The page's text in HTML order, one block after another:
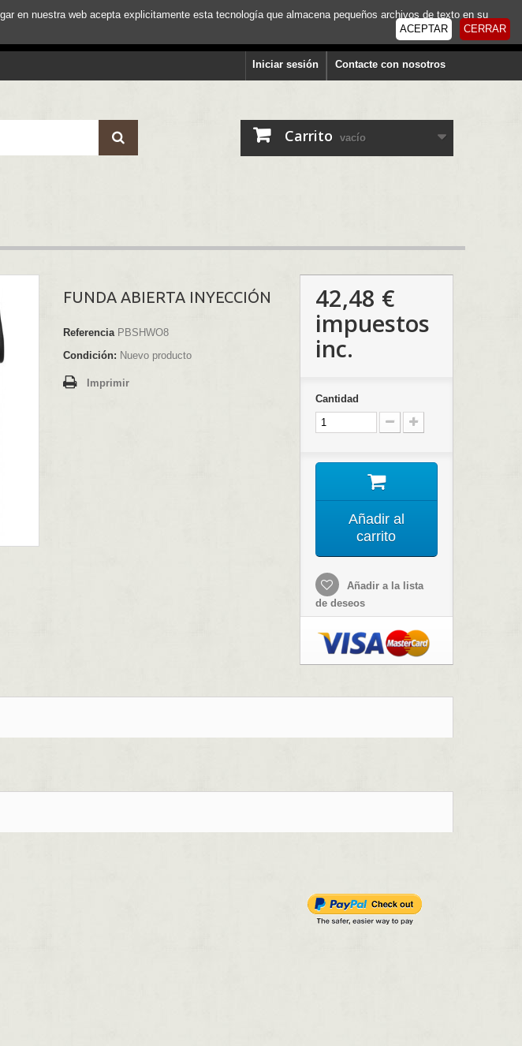
Contacte con nosotros
Iniciar sesión
Carrito vacío
en nuestra web acepta explicitamente esta tecnología que almacena pequeños archivos de texto en su
CERRAR
ACEPTAR
FUNDA ABIERTA INYECCIÓN
Referencia PBSHWO8
Condición: Nuevo producto
Imprimir
42,48 €
impuestos
inc.
Cantidad
Añadir al
carrito
Añadir a la lista
de deseos